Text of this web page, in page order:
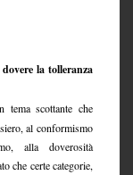
la tolleranza
tema scottante che
al conformismo
alla doverosità
che certe categorie,